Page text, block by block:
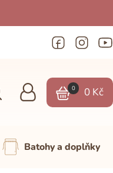
0 0 Kč
Batohy a doplňky